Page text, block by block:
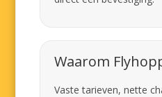
Waarom
Vaste tarieven, nette